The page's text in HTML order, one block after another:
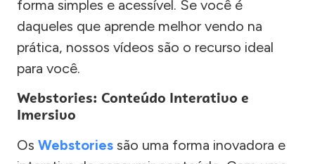
forma simples e acessível. Se você é
daqueles que aprende melhor vendo na
prática, nossos vídeos são o recurso ideal
para você.
Webstories: Conteúdo Interativo e
Imersivo
Os Webstories são uma forma inovadora e